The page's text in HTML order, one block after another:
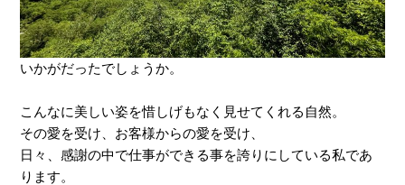
いかがだったでしょうか。
こんなに美しい姿を惜しげもなく見せてくれる自然。
その愛を受け、お客様からの愛を受け、
日々、感謝の中で仕事ができる事を誇りにしている私であ
ります。